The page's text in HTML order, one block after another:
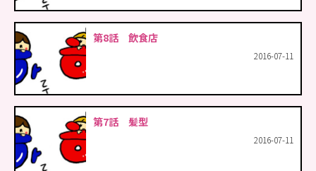
第8話 飲食店
2016-07-11
第7話 髪型
2016-07-11